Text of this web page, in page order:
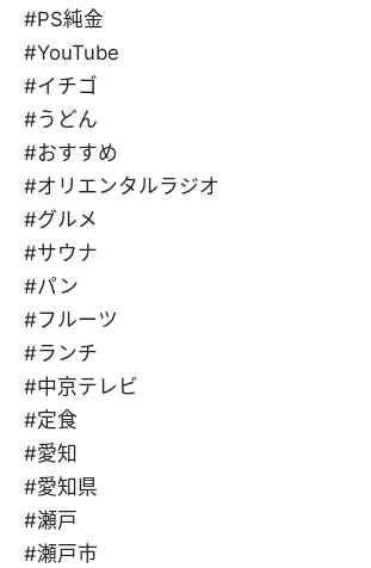
#PS純金
#YouTube
#イチゴ
#うどん
#おすすめ
#オリエンタルラジオ
#グルメ
#サウナ
#パン
#フルーツ
#ランチ
#中京テレビ
#定食
#愛知
#愛知県
#瀬戸
#瀬戸市